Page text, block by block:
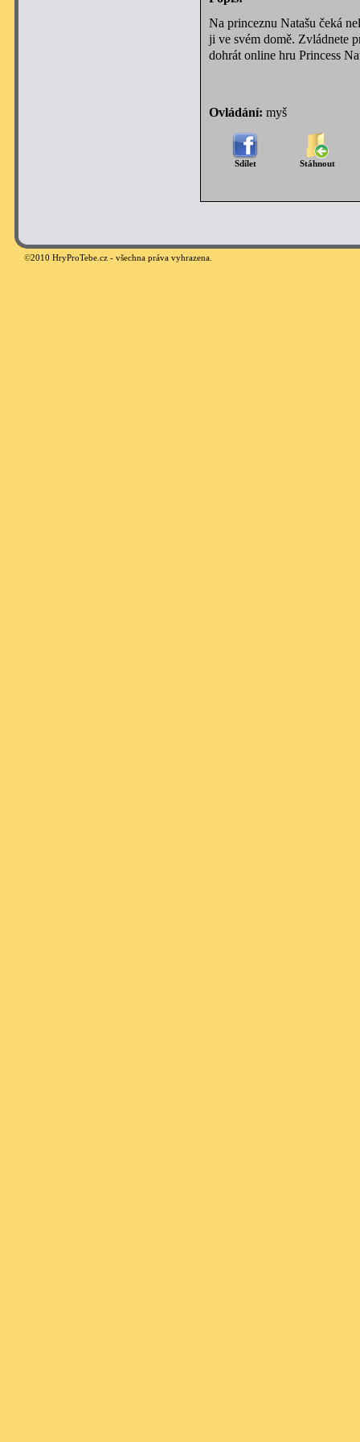
Na princeznu Natašu čeká
ji ve svém domě. Zvládnete
dohrát online hru Princess
Ovládání: myš
Sdílet Stáhnout
©2010 HryProTebe.cz - všechna práva vyhrazena.